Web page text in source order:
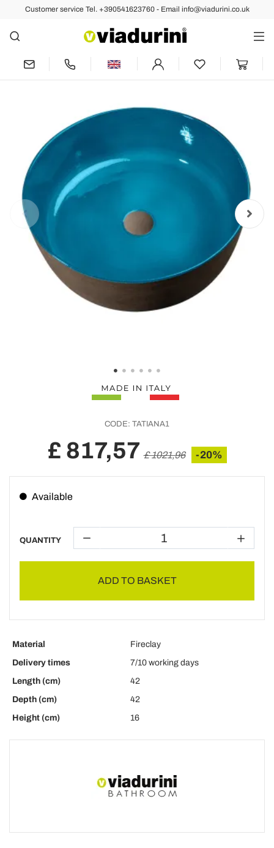
Customer service Tel. +390541623760 - Email info@viadurini.co.uk
Back Previous Next
Clay Bathroom Sink with Enameled
Interior Made in Italy - Tatiana
CODE: TATIANA1
£ 817,57 £ 1021,96 -20%
Available
QUANTITY
ADD TO BASKET
Material
Fireclay
Delivery times
7/10 working days
Length (cm)
42
Depth (cm)
42
Height (cm)
16